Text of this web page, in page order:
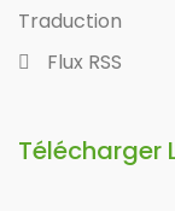
Traduction
Flux RSS
Télécharger